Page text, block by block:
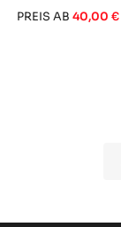
PREIS AB 40,00 €